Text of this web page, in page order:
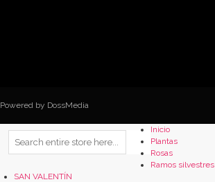
Powered by DossMedia
Inicio
Plantas
Rosas
Ramos silvestres
SAN VALENTÍN